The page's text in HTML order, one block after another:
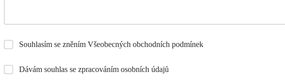
Souhlasím se zněním Všeobecných obchodních podmínek
Dávám souhlas se zpracováním osobních údajů